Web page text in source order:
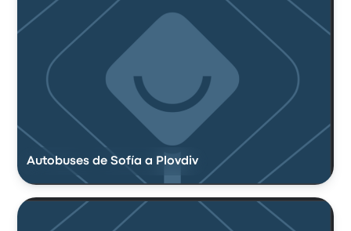
Autobuses de Sofía a Plovdiv